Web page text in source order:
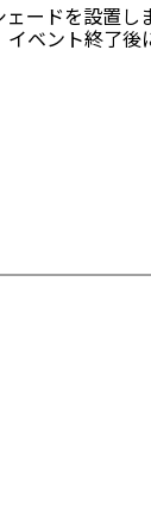
ードを設置し
ベント終了後